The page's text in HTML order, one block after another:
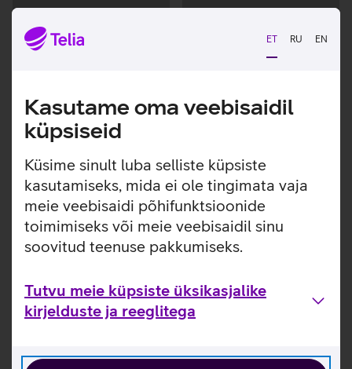
ET RU EN
Kasutame oma veebisaidil
küpsiseid
Küsime sinult luba selliste küpsiste
kasutamiseks, mida ei ole tingimata vaja
meie veebisaidi põhifunktsioonide
toimimiseks või meie veebisaidil sinu
soovitud teenuse pakkumiseks.
Tutvu meie küpsiste üksikasjalike
kirjelduste ja reeglitega
Andmete
laadimine
Andmete